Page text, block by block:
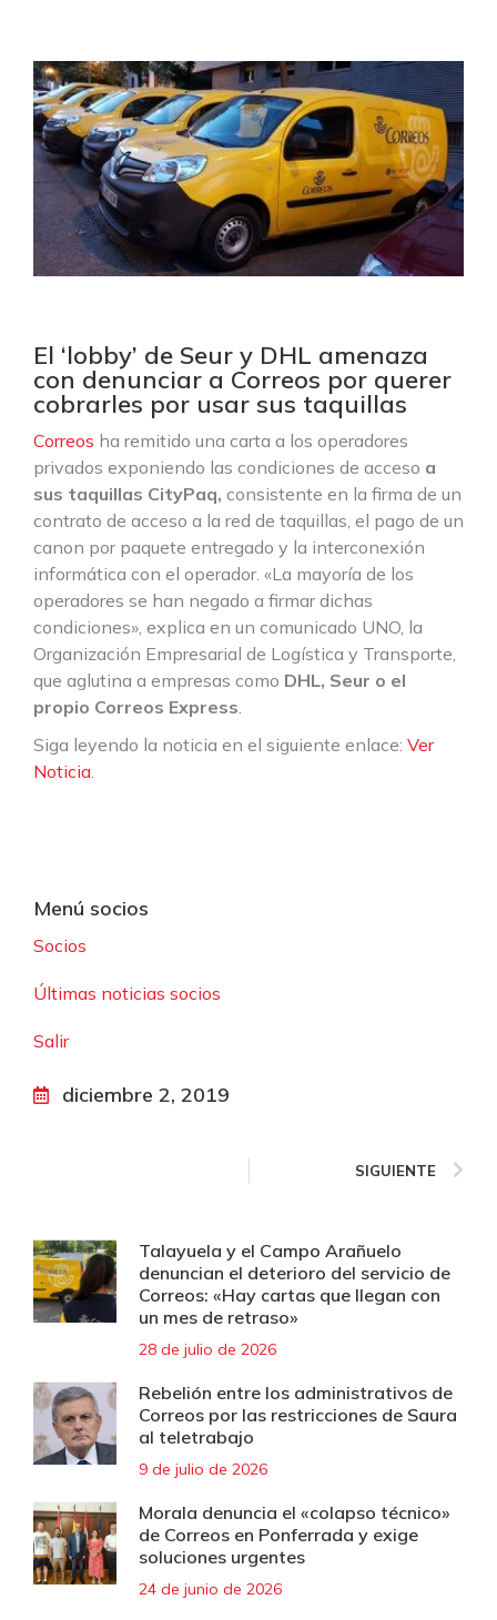
El ‘lobby’ de Seur y DHL amenaza
con denunciar a Correos por querer
cobrarles por usar sus taquillas
Correos ha remitido una carta a los operadores
privados exponiendo las condiciones de acceso a
sus taquillas CityPaq, consistente en la firma de un
contrato de acceso a la red de taquillas, el pago de un
canon por paquete entregado y la interconexión
informática con el operador. «La mayoría de los
operadores se han negado a firmar dichas
condiciones», explica en un comunicado UNO, la
Organización Empresarial de Logística y Transporte,
que aglutina a empresas como DHL, Seur o el
propio Correos Express.
Siga leyendo la noticia en el siguiente enlace: Ver
Noticia.
Menú socios
Socios
Últimas noticias socios
Salir
diciembre 2, 2019
SIGUIENTE
Talayuela y el Campo Arañuelo
denuncian el deterioro del servicio de
Correos: «Hay cartas que llegan con
un mes de retraso»
28 de julio de 2026
Rebelión entre los administrativos de
Correos por las restricciones de Saura
al teletrabajo
9 de julio de 2026
Morala denuncia el «colapso técnico»
de Correos en Ponferrada y exige
soluciones urgentes
24 de junio de 2026